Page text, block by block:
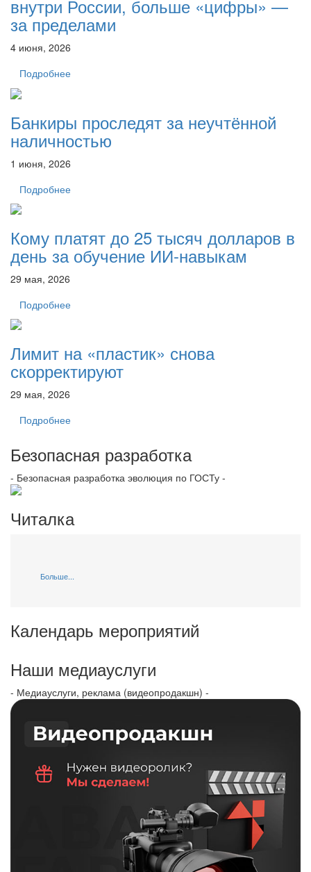
внутри России, больше «цифры» —
за пределами
4 июня, 2026
Подробнее
Банкиры проследят за неучтённой
наличностью
1 июня, 2026
Подробнее
Кому платят до 25 тысяч долларов в
день за обучение ИИ-навыкам
29 мая, 2026
Подробнее
Лимит на «пластик» снова
скорректируют
29 мая, 2026
Подробнее
Безопасная разработка
- Безопасная разработка эволюция по ГОСТу -
Читалка
Больше...
Календарь мероприятий
Наши медиауслуги
- Медиауслуги, реклама (видеопродакшн) -